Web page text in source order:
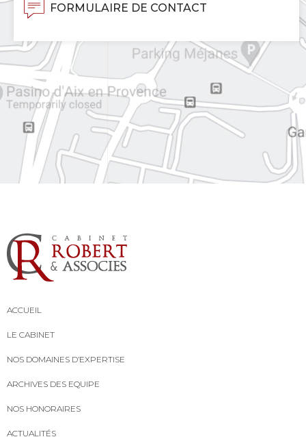
FORMULAIRE DE CONTACT
ACCUEIL
LE CABINET
NOS DOMAINES D’EXPERTISE
ARCHIVES DES EQUIPE
NOS HONORAIRES
ACTUALITÉS